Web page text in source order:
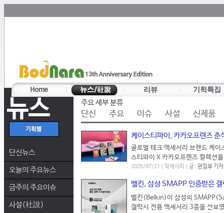
뉴스
단신뉴스
오늘의 주요뉴스
금주의 주요이슈
사설(社說)
주요 세부 분류
단신 주요 이슈 사설 신제품
케이스티파이, 카카오프렌즈 춘
글로벌 테크 액세서리 브랜드 케
스티파이 X 카카오프렌즈 컬렉션
2025/07/21 | 악세사리 | 글 :편집부 기자
벨킨, 삼성 SMAPP 인증받은
벨킨(Belkin)이 삼성의
갤럭시 전용 액세서리 3종을 선보